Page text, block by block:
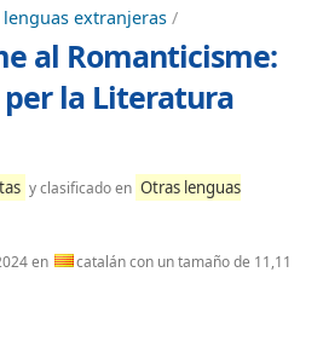
lenguas extranjeras /
al Romanticisme:
la Literatura
y clasificado en Otras lenguas
en
catalán con un tamaño de 11,11